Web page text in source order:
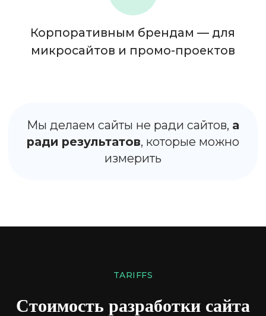
TARIFFS
Стоимость разработки сайта